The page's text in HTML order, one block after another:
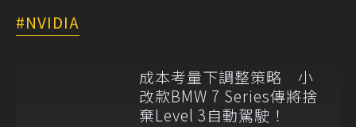
NVIDIA
成本考量下調整策略 小
改款BMW 7 Series傳將捨
棄Level 3自動駕駛！